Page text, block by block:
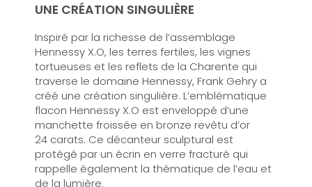
UNE CRÉATION SINGULIÈRE
Inspiré par la richesse de l’assemblage
Hennessy X.O, les terres fertiles, les vignes
tortueuses et les reflets de la Charente qui
traverse le domaine Hennessy, Frank Gehry a
créé une création singulière. L’emblématique
flacon Hennessy X.O est enveloppé d’une
manchette froissée en bronze revêtu d’or
24 carats. Ce décanteur sculptural est
protégé par un écrin en verre fracturé qui
rappelle également la thématique de l’eau et
de la lumière.